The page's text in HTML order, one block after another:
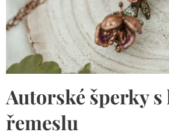
Autorské šperky s
řemeslu